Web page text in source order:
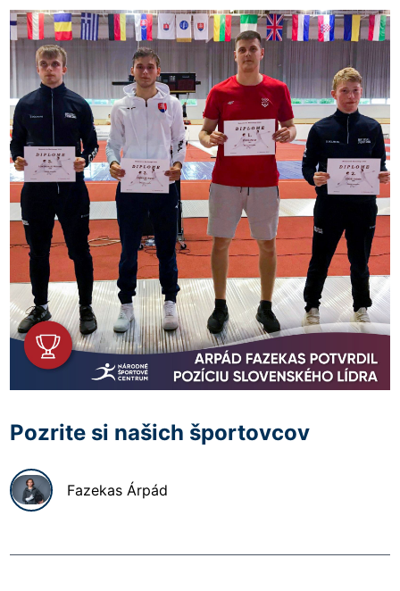
Pozrite si našich športovcov
Fazekas Árpád